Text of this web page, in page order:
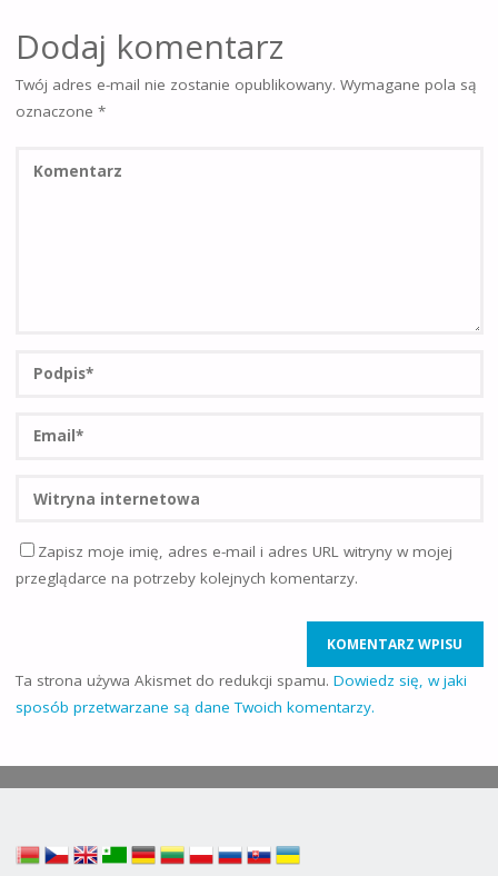
Dodaj komentarz
Twój adres e-mail nie zostanie opublikowany. Wymagane pola są
oznaczone *
Zapisz moje imię, adres e-mail i adres URL witryny w mojej
przeglądarce na potrzeby kolejnych komentarzy.
Ta strona używa Akismet do redukcji spamu. Dowiedz się, w jaki
sposób przetwarzane są dane Twoich komentarzy.